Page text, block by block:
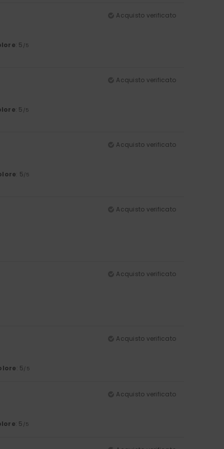
Acquisto verificato
: 5 /5
Acquisto verificato
: 5 /5
Acquisto verificato
: 5/5
Acquisto verificato
Acquisto verificato
Acquisto verificato
: 5/5
Acquisto verificato
: 5 /5